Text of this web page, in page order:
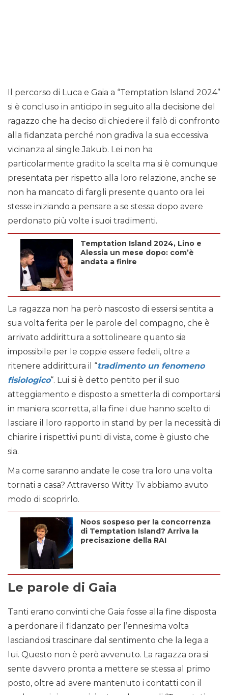
Il percorso di Luca e Gaia a “Temptation Island 2024”
si è concluso in anticipo in seguito alla decisione del
ragazzo che ha deciso di chiedere il falò di confronto
alla fidanzata perché non gradiva la sua eccessiva
vicinanza al single Jakub. Lei non ha
particolarmente gradito la scelta ma si è comunque
presentata per rispetto alla loro relazione, anche se
non ha mancato di fargli presente quanto ora lei
stesse iniziando a pensare a se stessa dopo avere
perdonato più volte i suoi tradimenti.
Temptation Island 2024, Lino e
Alessia un mese dopo: com’è
andata a finire
La ragazza non ha però nascosto di essersi sentita a
sua volta ferita per le parole del compagno, che è
arrivato addirittura a sottolineare quanto sia
impossibile per le coppie essere fedeli, oltre a
ritenere addirittura il “tradimento un fenomeno
fisiologico“. Lui si è detto pentito per il suo
atteggiamento e disposto a smetterla di comportarsi
in maniera scorretta, alla fine i due hanno scelto di
lasciare il loro rapporto in stand by per la necessità di
chiarire i rispettivi punti di vista, come è giusto che
sia.
Ma come saranno andate le cose tra loro una volta
tornati a casa? Attraverso Witty Tv abbiamo avuto
modo di scoprirlo.
Noos sospeso per la concorrenza
di Temptation Island? Arriva la
precisazione della RAI
Le parole di Gaia
Tanti erano convinti che Gaia fosse alla fine disposta
a perdonare il fidanzato per l’ennesima volta
lasciandosi trascinare dal sentimento che la lega a
lui. Questo non è però avvenuto. La ragazza ora si
sente davvero pronta a mettere se stessa al primo
posto, oltre ad avere mantenuto i contatti con il